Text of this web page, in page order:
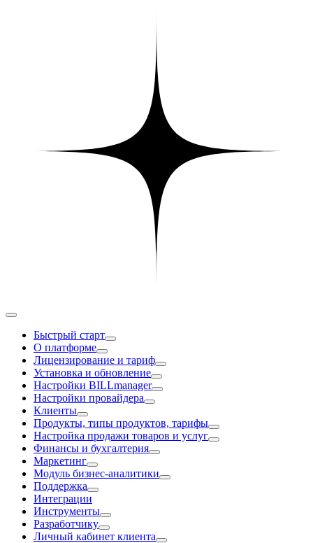
Быстрый старт
О платформе
Лицензирование и тариф
Установка и обновление
Настройки BILLmanager
Настройки провайдера
Клиенты
Продукты, типы продуктов, тарифы
Настройка продажи товаров и услуг
Финансы и бухгалтерия
Маркетинг
Модуль бизнес-аналитики
Поддержка
Интеграции
Инструменты
Разработчику
Личный кабинет клиента